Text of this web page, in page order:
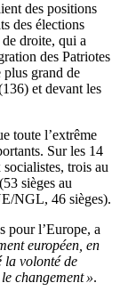
des positions
des élections
droite, qui a
des Patriotes
plus grand de
et devant les
toute l’extrême
Sur les 14
trois au
sièges au
NGL, 46 sièges).
pour l’Europe, a
européen, en
la volonté de
changement ».